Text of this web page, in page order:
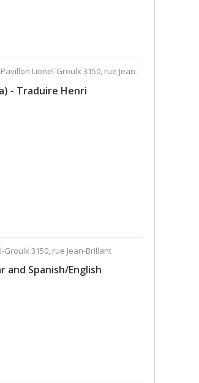
Lionel-Groulx 3150, rue Jean-
- Traduire Henri
3150, rue Jean-Brillant
and Spanish/English